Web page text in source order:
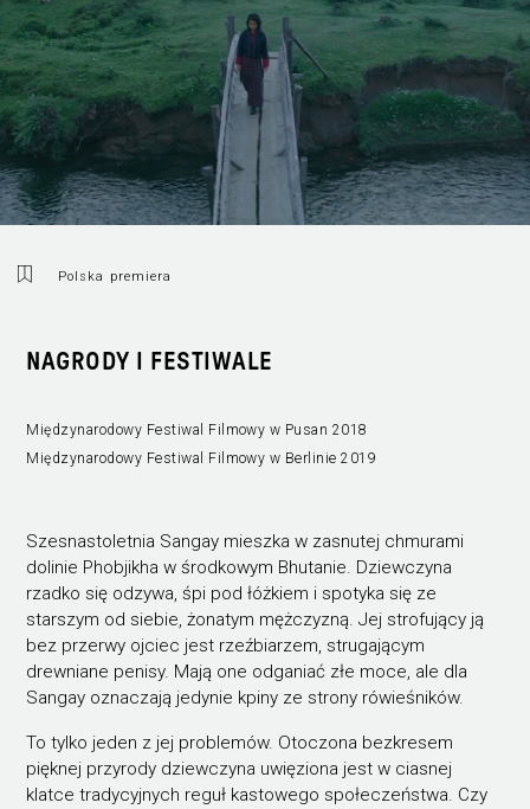
Polska premiera
NAGRODY I FESTIWALE
Międzynarodowy Festiwal Filmowy w Pusan 2018
Międzynarodowy Festiwal Filmowy w Berlinie 2019
Szesnastoletnia Sangay mieszka w zasnutej chmurami
dolinie Phobjikha w środkowym Bhutanie. Dziewczyna
rzadko się odzywa, śpi pod łóżkiem i spotyka się ze
starszym od siebie, żonatym mężczyzną. Jej strofujący ją
bez przerwy ojciec jest rzeźbiarzem, strugającym
drewniane penisy. Mają one odganiać złe moce, ale dla
Sangay oznaczają jedynie kpiny ze strony rówieśników.
To tylko jeden z jej problemów. Otoczona bezkresem
pięknej przyrody dziewczyna uwięziona jest w ciasnej
klatce tradycyjnych reguł kastowego społeczeństwa. Czy